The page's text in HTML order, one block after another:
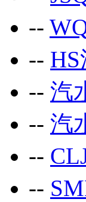
--
--
-- 汽
-- 汽
--
--